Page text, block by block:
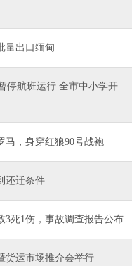
量出口缅甸
停航班运行 全市中小学开
马，身穿红狼90号战袍
还迁条件
3死1伤，事故调查报告公布
货运市场推介会举行